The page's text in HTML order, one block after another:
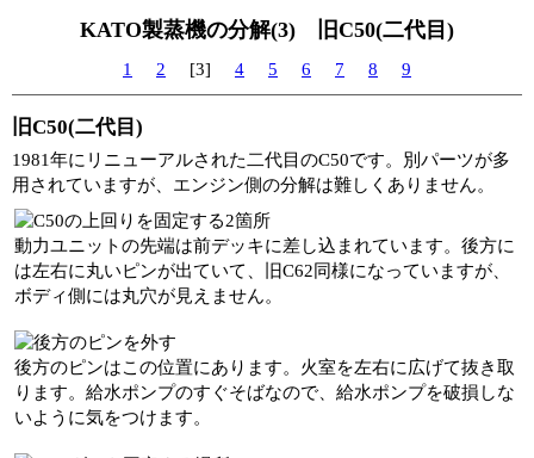
KATO製蒸機の分解(3) 旧C50(二代目)
1 2 [3] 4 5 6 7 8 9
旧C50(二代目)
1981年にリニューアルされた二代目のC50です。別パーツが多
用されていますが、エンジン側の分解は難しくありません。
動力ユニットの先端は前デッキに差し込まれています。後方に
は左右に丸いピンが出ていて、旧C62同様になっていますが、
ボディ側には丸穴が見えません。
後方のピンはこの位置にあります。火室を左右に広げて抜き取
ります。給水ポンプのすぐそばなので、給水ポンプを破損しな
いように気をつけます。